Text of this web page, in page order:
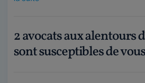
2 avocats aux alentours
sont susceptibles de